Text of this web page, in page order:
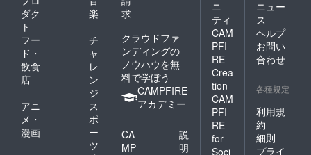
ダク
ト
楽
フー
ド・
飲食
店
チ
ャ
レ
ン
ジ
アニ
メ・
漫画
ス
ポ
ー
ツ
求
クラウドファ
ンディングの
ノウハウを無
料で学ぼう
CAMPFIRE
アカデミー
CA
MP
説
明
ニ
ティ
CAM
PFI
RE
Crea
tion
CAM
PFI
RE
for
Soci
ニュー
ス
ヘルプ
お問い
合わせ
各種規定
利用規
約
細則
プライ